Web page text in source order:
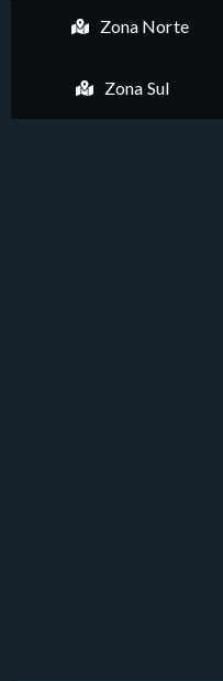
Zona Norte
Zona Sul